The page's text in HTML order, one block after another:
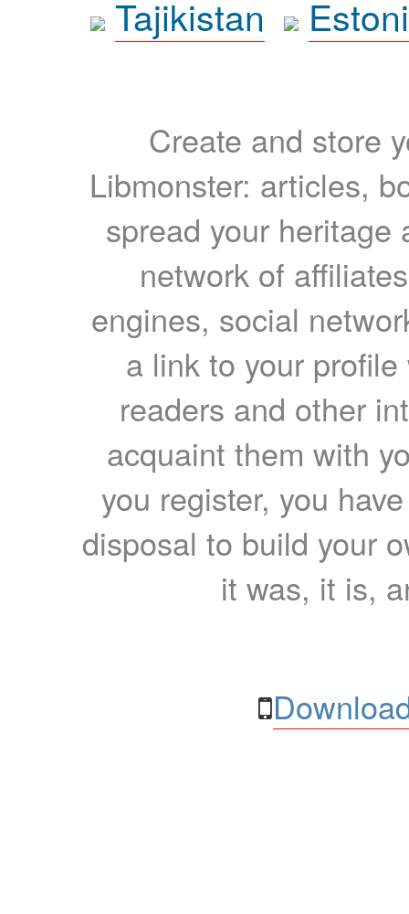
Tajikistan
Create and store
Libmonster: articles,
spread your heritage
network of
engines, social
a link to your
readers and other
acquaint them with
you register, you
disposal to build your
it was, it is,